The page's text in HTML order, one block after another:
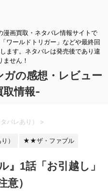
画買取・ネタバレ情報サイトで
ワールドトリガー」などや最終回
ます。ネタバレは発売後であり違
ません！
の感想・レビュー
取情報-
バレあり） >
） ★★ザ・ファブル
』1話「お引越し」
）